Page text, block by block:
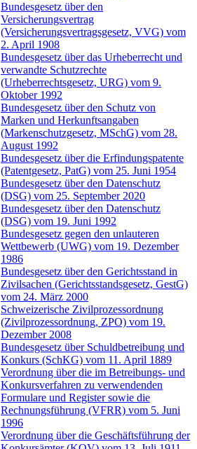
Bundesgesetz über den
Versicherungsvertrag
(Versicherungsvertragsgesetz, VVG) vom
2. April 1908
Bundesgesetz über das Urheberrecht und
verwandte Schutzrechte
(Urheberrechtsgesetz, URG) vom 9.
Oktober 1992
Bundesgesetz über den Schutz von
Marken und Herkunftsangaben
(Markenschutzgesetz, MSchG) vom 28.
August 1992
Bundesgesetz über die Erfindungspatente
(Patentgesetz, PatG) vom 25. Juni 1954
Bundesgesetz über den Datenschutz
(DSG) vom 25. September 2020
Bundesgesetz über den Datenschutz
(DSG) vom 19. Juni 1992
Bundesgesetz gegen den unlauteren
Wettbewerb (UWG) vom 19. Dezember
1986
Bundesgesetz über den Gerichtsstand in
Zivilsachen (Gerichtsstandsgesetz, GestG)
vom 24. März 2000
Schweizerische Zivilprozessordnung
(Zivilprozessordnung, ZPO) vom 19.
Dezember 2008
Bundesgesetz über Schuldbetreibung und
Konkurs (SchKG) vom 11. April 1889
Verordnung über die im Betreibungs- und
Konkursverfahren zu verwendenden
Formulare und Register sowie die
Rechnungsführung (VFRR) vom 5. Juni
1996
Verordnung über die Geschäftsführung der